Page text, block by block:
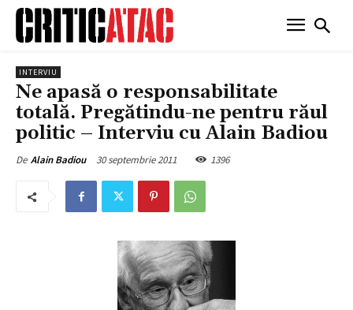
INTERVIU
Ne apasă o responsabilitate
totală. Pregătindu-ne pentru răul
politic – Interviu cu Alain Badiou
De Alain Badiou 30 septembrie 2011 1396